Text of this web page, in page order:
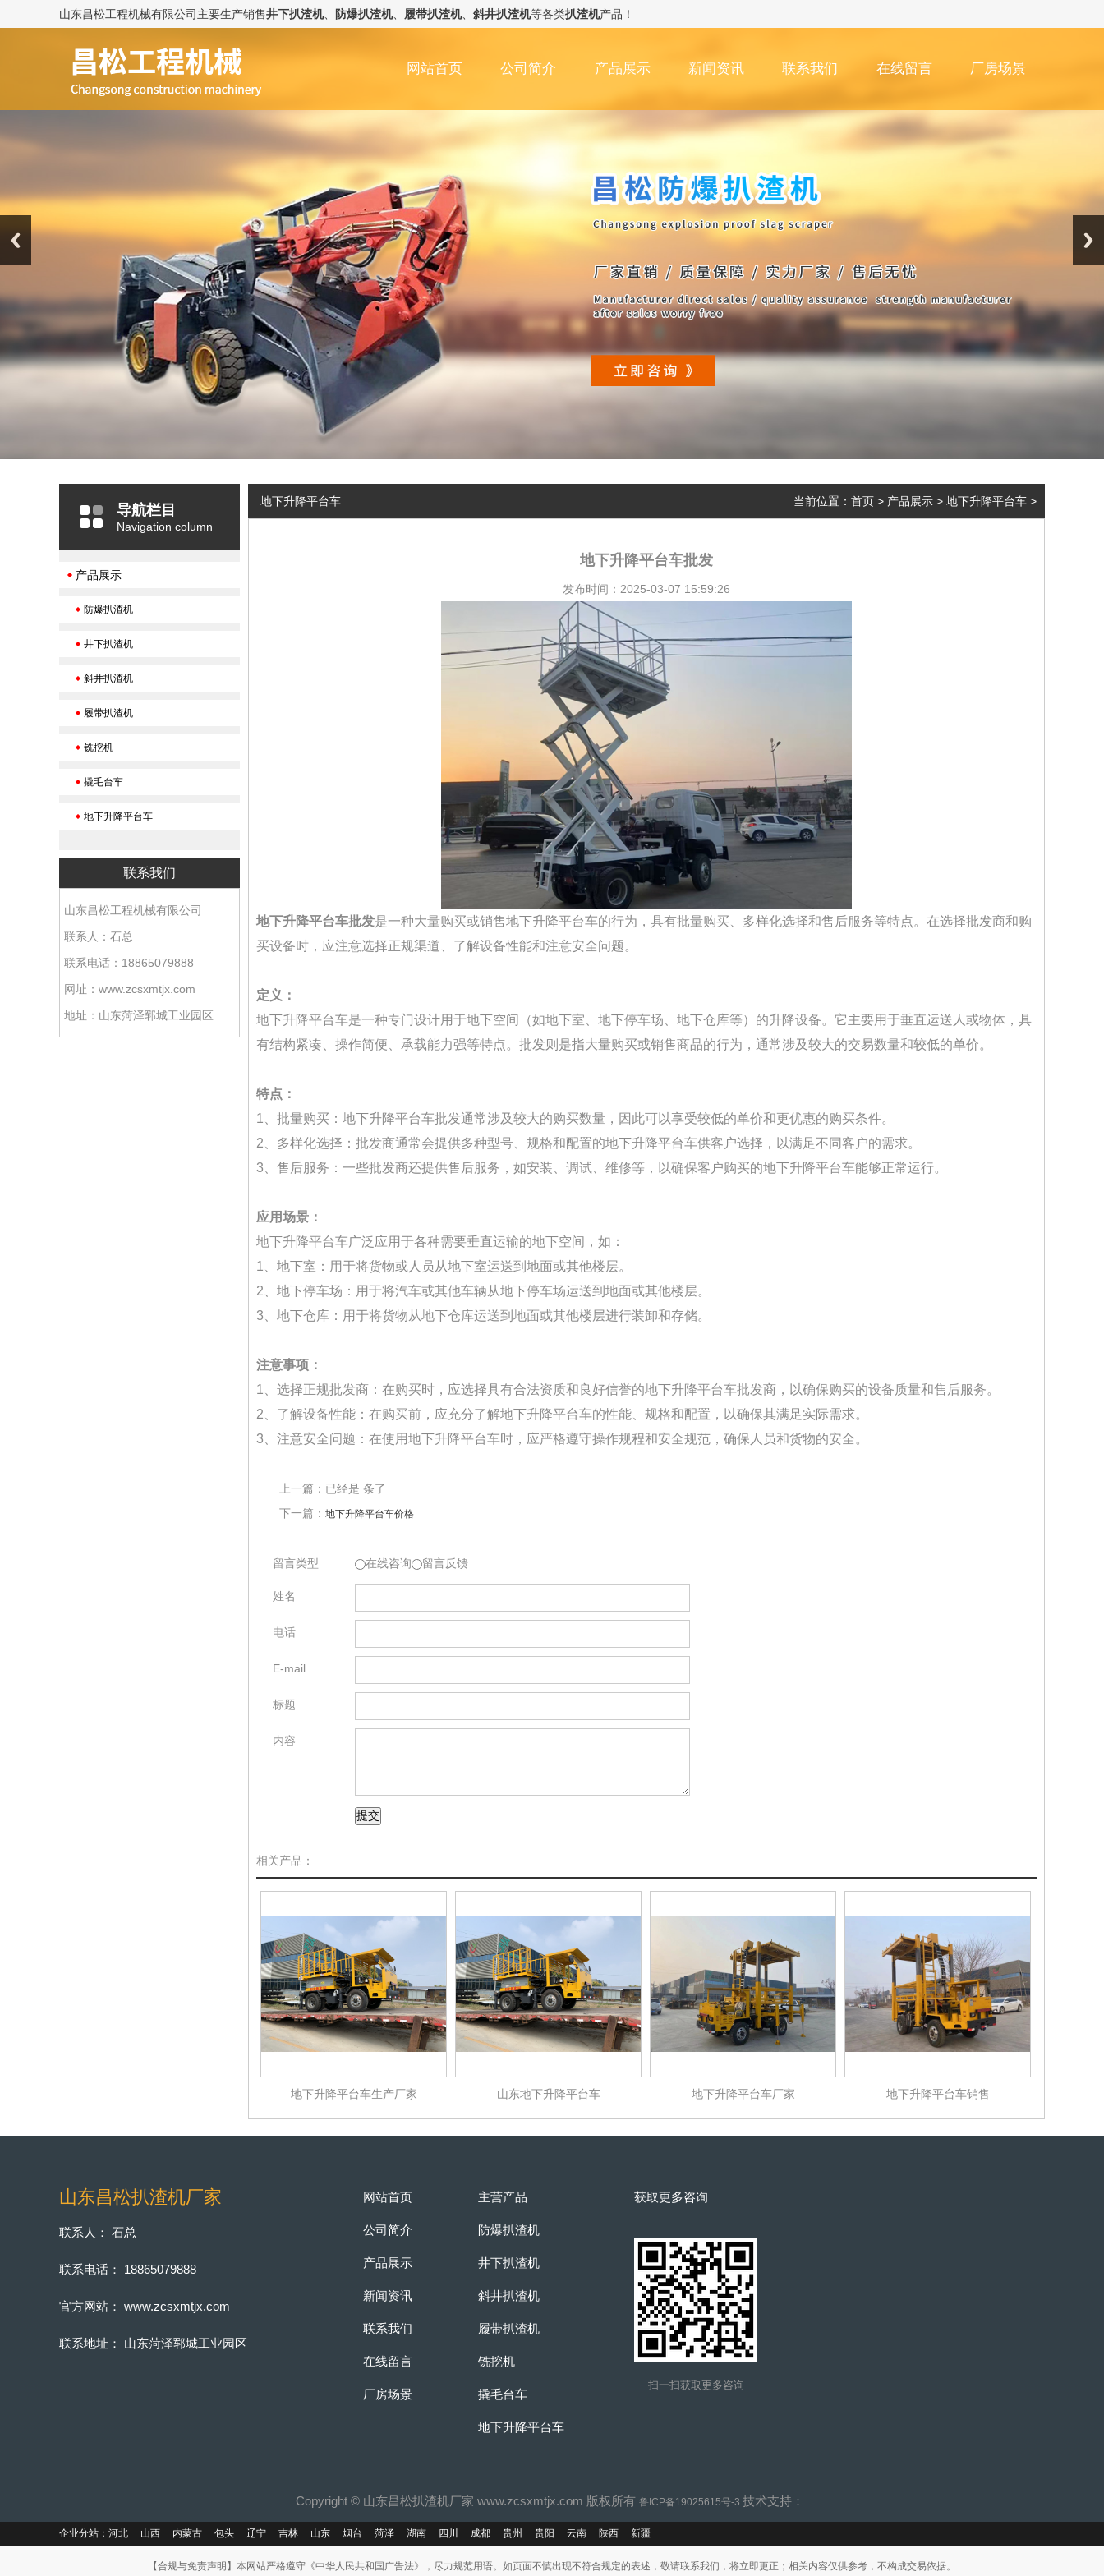
山东昌松工程机械有限公司主要生产销售井下扒渣机、 防爆扒渣机、 履带扒渣机、 斜井扒渣机等各类扒渣机产品！
网站首页 公司简介 产品展示 新闻资讯 联系我们 在线留言 厂房场景
导航栏目
Navigation column
产品展示
防爆扒渣机
井下扒渣机
斜井扒渣机
履带扒渣机
铣挖机
撬毛台车
地下升降平台车
联系我们
山东昌松工程机械有限公司
联系人：石总
联系电话：18865079888
网址：www.zcsxmtjx.com
地址：山东菏泽郓城工业园区
当前位置： 首页 > 产品展示 > 地下升降平台车 >
地下升降平台车
地下升降平台车批发
发布时间：2025-03-07 15:59:26
地下升降平台车批发是一种大量购买或销售地下升降平台车的行为，具有批量购买、多样化选择和售后服务等特点。在选择批发商和购
买设备时，应注意选择正规渠道、了解设备性能和注意安全问题。
定义：
地下升降平台车是一种专门设计用于地下空间（如地下室、地下停车场、地下仓库等）的升降设备。它主要用于垂直运送人或物体，具
有结构紧凑、操作简便、承载能力强等特点。批发则是指大量购买或销售商品的行为，通常涉及较大的交易数量和较低的单价。
特点：
1、批量购买：地下升降平台车批发通常涉及较大的购买数量，因此可以享受较低的单价和更优惠的购买条件。
2、多样化选择：批发商通常会提供多种型号、规格和配置的地下升降平台车供客户选择，以满足不同客户的需求。
3、售后服务：一些批发商还提供售后服务，如安装、调试、维修等，以确保客户购买的地下升降平台车能够正常运行。
应用场景：
地下升降平台车广泛应用于各种需要垂直运输的地下空间，如：
1、地下室：用于将货物或人员从地下室运送到地面或其他楼层。
2、地下停车场：用于将汽车或其他车辆从地下停车场运送到地面或其他楼层。
3、地下仓库：用于将货物从地下仓库运送到地面或其他楼层进行装卸和存储。
注意事项：
1、选择正规批发商：在购买时，应选择具有合法资质和良好信誉的地下升降平台车批发商，以确保购买的设备质量和售后服务。
2、了解设备性能：在购买前，应充分了解地下升降平台车的性能、规格和配置，以确保其满足实际需求。
3、注意安全问题：在使用地下升降平台车时，应严格遵守操作规程和安全规范，确保人员和货物的安全。
上一篇：已经是 条了
下一篇： 地下升降平台车价格
留言类型 在线咨询 留言反馈
姓名
电话
E-mail
标题
内容
相关产品：
地下升降平台车生产厂家 山东地下升降平台车 地下升降平台车厂家 地下升降平台车销售
山东昌松扒渣机厂家
联系人： 石总
联系电话： 18865079888
官方网站： www.zcsxmtjx.com
联系地址： 山东菏泽郓城工业园区
网站首页
公司简介
产品展示
新闻资讯
联系我们
在线留言
厂房场景
主营产品
防爆扒渣机
井下扒渣机
斜井扒渣机
履带扒渣机
铣挖机
撬毛台车
地下升降平台车
获取更多咨询
扫一扫获取更多咨询
Copyright © 山东昌松扒渣机厂家 www.zcsxmtjx.com 版权所有 鲁ICP备19025615号-3 技术支持：
企业分站： 河北 山西 内蒙古 包头 辽宁 吉林 山东 烟台 菏泽 湖南 四川 成都 贵州 贵阳 云南 陕西 新疆
【合规与免责声明】本网站严格遵守《中华人民共和国广告法》，尽力规范用语。如页面不慎出现不符合规定的表述，敬请联系我们，将立即更正；相关内容仅供参考，不构成交易依据。